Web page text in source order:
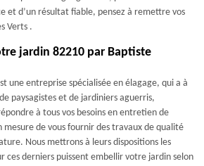
et d’un résultat fiable, pensez à remettre vos
Verts .
jardin 82210 par Baptiste
une entreprise spécialisée en élagage, qui a à
paysagistes et de jardiniers aguerris,
à tous vos besoins en entretien de
de vous fournir des travaux de qualité
Nous mettrons à leurs dispositions les
ces derniers puissent embellir votre jardin selon